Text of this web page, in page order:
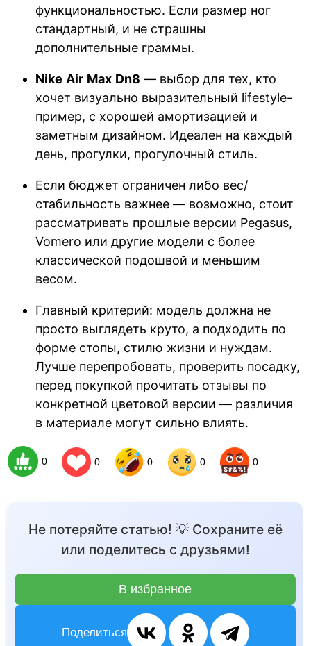
функциональностью. Если размер ног
стандартный, и не страшны
дополнительные граммы.
Nike Air Max Dn8 — выбор для тех, кто
хочет визуально выразительный lifestyle-
пример, с хорошей амортизацией и
заметным дизайном. Идеален на каждый
день, прогулки, прогулочный стиль.
Если бюджет ограничен либо вес/
стабильность важнее — возможно, стоит
рассматривать прошлые версии Pegasus,
Vomero или другие модели с более
классической подошвой и меньшим
весом.
Главный критерий: модель должна не
просто выглядеть круто, а подходить по
форме стопы, стилю жизни и нуждам.
Лучше перепробовать, проверить посадку,
перед покупкой прочитать отзывы по
конкретной цветовой версии — различия
в материале могут сильно влиять.
0 0 0 0 0
Не потеряйте статью! 💡 Сохраните её
или поделитесь с друзьями!
В избранное
Поделиться